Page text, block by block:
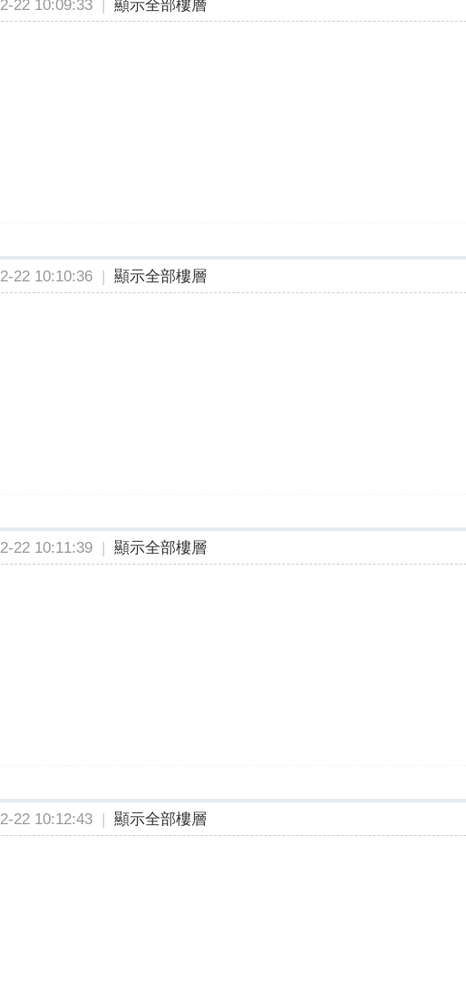
22 10:09:33 | 顯示全部樓層
22 10:10:36 | 顯示全部樓層
22 10:11:39 | 顯示全部樓層
22 10:12:43 | 顯示全部樓層